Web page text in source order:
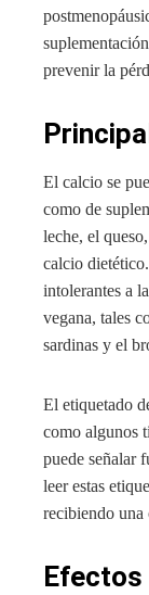
prevenir la
El calcio se
como de
leche, el
calcio
intolerantes a
vegana, tales
sardinas y el
El etiquetado
como algunos
puede señalar
leer estas
recibiendo una
Efectos